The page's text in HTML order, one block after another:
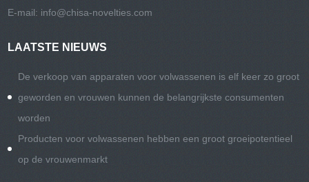
E-mail: info@chisa-novelties.com
LAATSTE NIEUWS
De verkoop van apparaten voor volwassenen is elf keer zo groot
geworden en vrouwen kunnen de belangrijkste consumenten
worden
Producten voor volwassenen hebben een groot groeipotentieel
op de vrouwenmarkt